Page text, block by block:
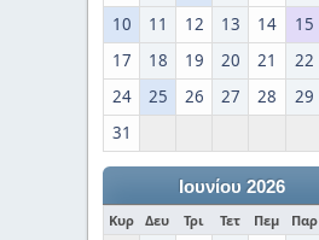
10
11 12 13 14 15
17
18 19 20 21 22
24
25 26 27 28 29
31
Ιουνίου 2026
Κυρ Δευ Τρι Τετ Πεμ Παρ